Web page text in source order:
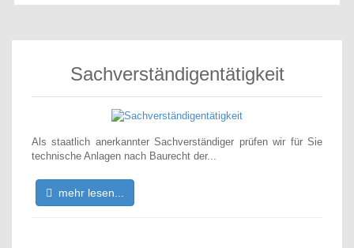
Sachverständigentätigkeit
Als staatlich anerkannter Sachverständiger prüfen wir für Sie
technische Anlagen nach Baurecht der...
mehr lesen...